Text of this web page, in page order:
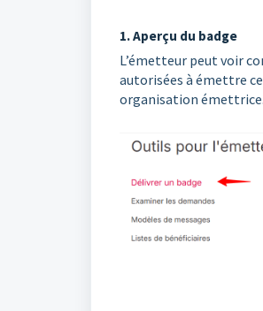
1. Aperçu du badge
L’émetteur peut voir
autorisées à émettre
organisation émettrice.